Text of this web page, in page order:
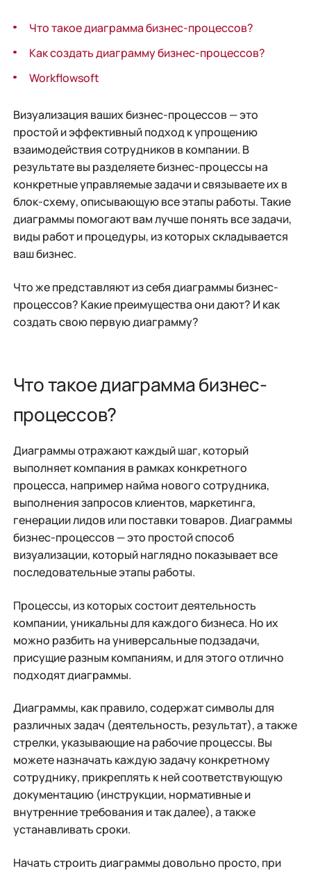
Что такое диаграмма бизнес-процессов?
Как создать диаграмму бизнес-процессов?
Workflowsoft
Визуализация ваших бизнес-процессов — это
простой и эффективный подход к упрощению
взаимодействия сотрудников в компании. В
результате вы разделяете бизнес-процессы на
конкретные управляемые задачи и связываете их в
блок-схему, описывающую все этапы работы. Такие
диаграммы помогают вам лучше понять все задачи,
виды работ и процедуры, из которых складывается
ваш бизнес.
Что же представляют из себя диаграммы бизнес-
процессов? Какие преимущества они дают? И как
создать свою первую диаграмму?
Что такое диаграмма бизнес-
процессов?
Диаграммы отражают каждый шаг, который
выполняет компания в рамках конкретного
процесса, например найма нового сотрудника,
выполнения запросов клиентов, маркетинга,
генерации лидов или поставки товаров. Диаграммы
бизнес-процессов — это простой способ
визуализации, который наглядно показывает все
последовательные этапы работы.
Процессы, из которых состоит деятельность
компании, уникальны для каждого бизнеса. Но их
можно разбить на универсальные подзадачи,
присущие разным компаниям, и для этого отлично
подходят диаграммы.
Диаграммы, как правило, содержат символы для
различных задач (деятельность, результат), а также
стрелки, указывающие на рабочие процессы. Вы
можете назначать каждую задачу конкретному
сотруднику, прикреплять к ней соответствующую
документацию (инструкции, нормативные и
внутренние требования и так далее), а также
устанавливать сроки.
Начать строить диаграммы довольно просто, при